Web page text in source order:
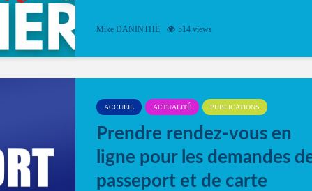
Mike DANINTHE 514 views
ACCUEIL ACTUALITÉ PUBLICATIONS
Prendre rendez-vous en
ligne pour les demandes
passeport et de carte